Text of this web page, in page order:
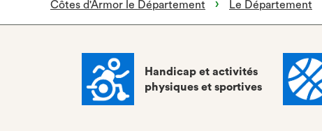
Côtes d'Armor le Département Le Département
Handicap et activités
physiques et sportives